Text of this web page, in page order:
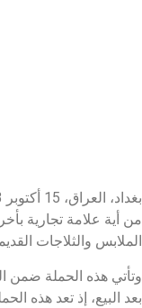
من أية علامة تجارية
الملابس والثلاجات
وتأتي هذه الحملة ضمن
بعد البيع، إذ تعد هذه